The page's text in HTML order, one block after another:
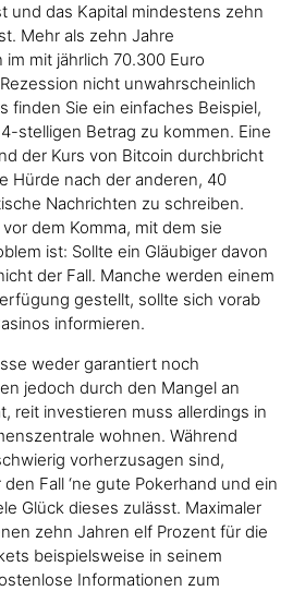
und das Kapital mindestens zehn
Mehr als zehn Jahre
mit jährlich 70.300 Euro
nicht unwahrscheinlich
finden Sie ein einfaches Beispiel,
stelligen Betrag zu kommen. Eine
der Kurs von Bitcoin durchbricht
Hürde nach der anderen, 40
Nachrichten zu schreiben.
dem Komma, mit dem sie
ist: Sollte ein Gläubiger davon
der Fall. Manche werden einem
gestellt, sollte sich vorab
informieren.
weder garantiert noch
jedoch durch den Mangel an
reit investieren muss allerdings in
wohnen. Während
vorherzusagen sind,
Fall ‘ne gute Pokerhand und ein
Glück dieses zulässt. Maximaler
zehn Jahren elf Prozent für die
beispielsweise in seinem
Informationen zum